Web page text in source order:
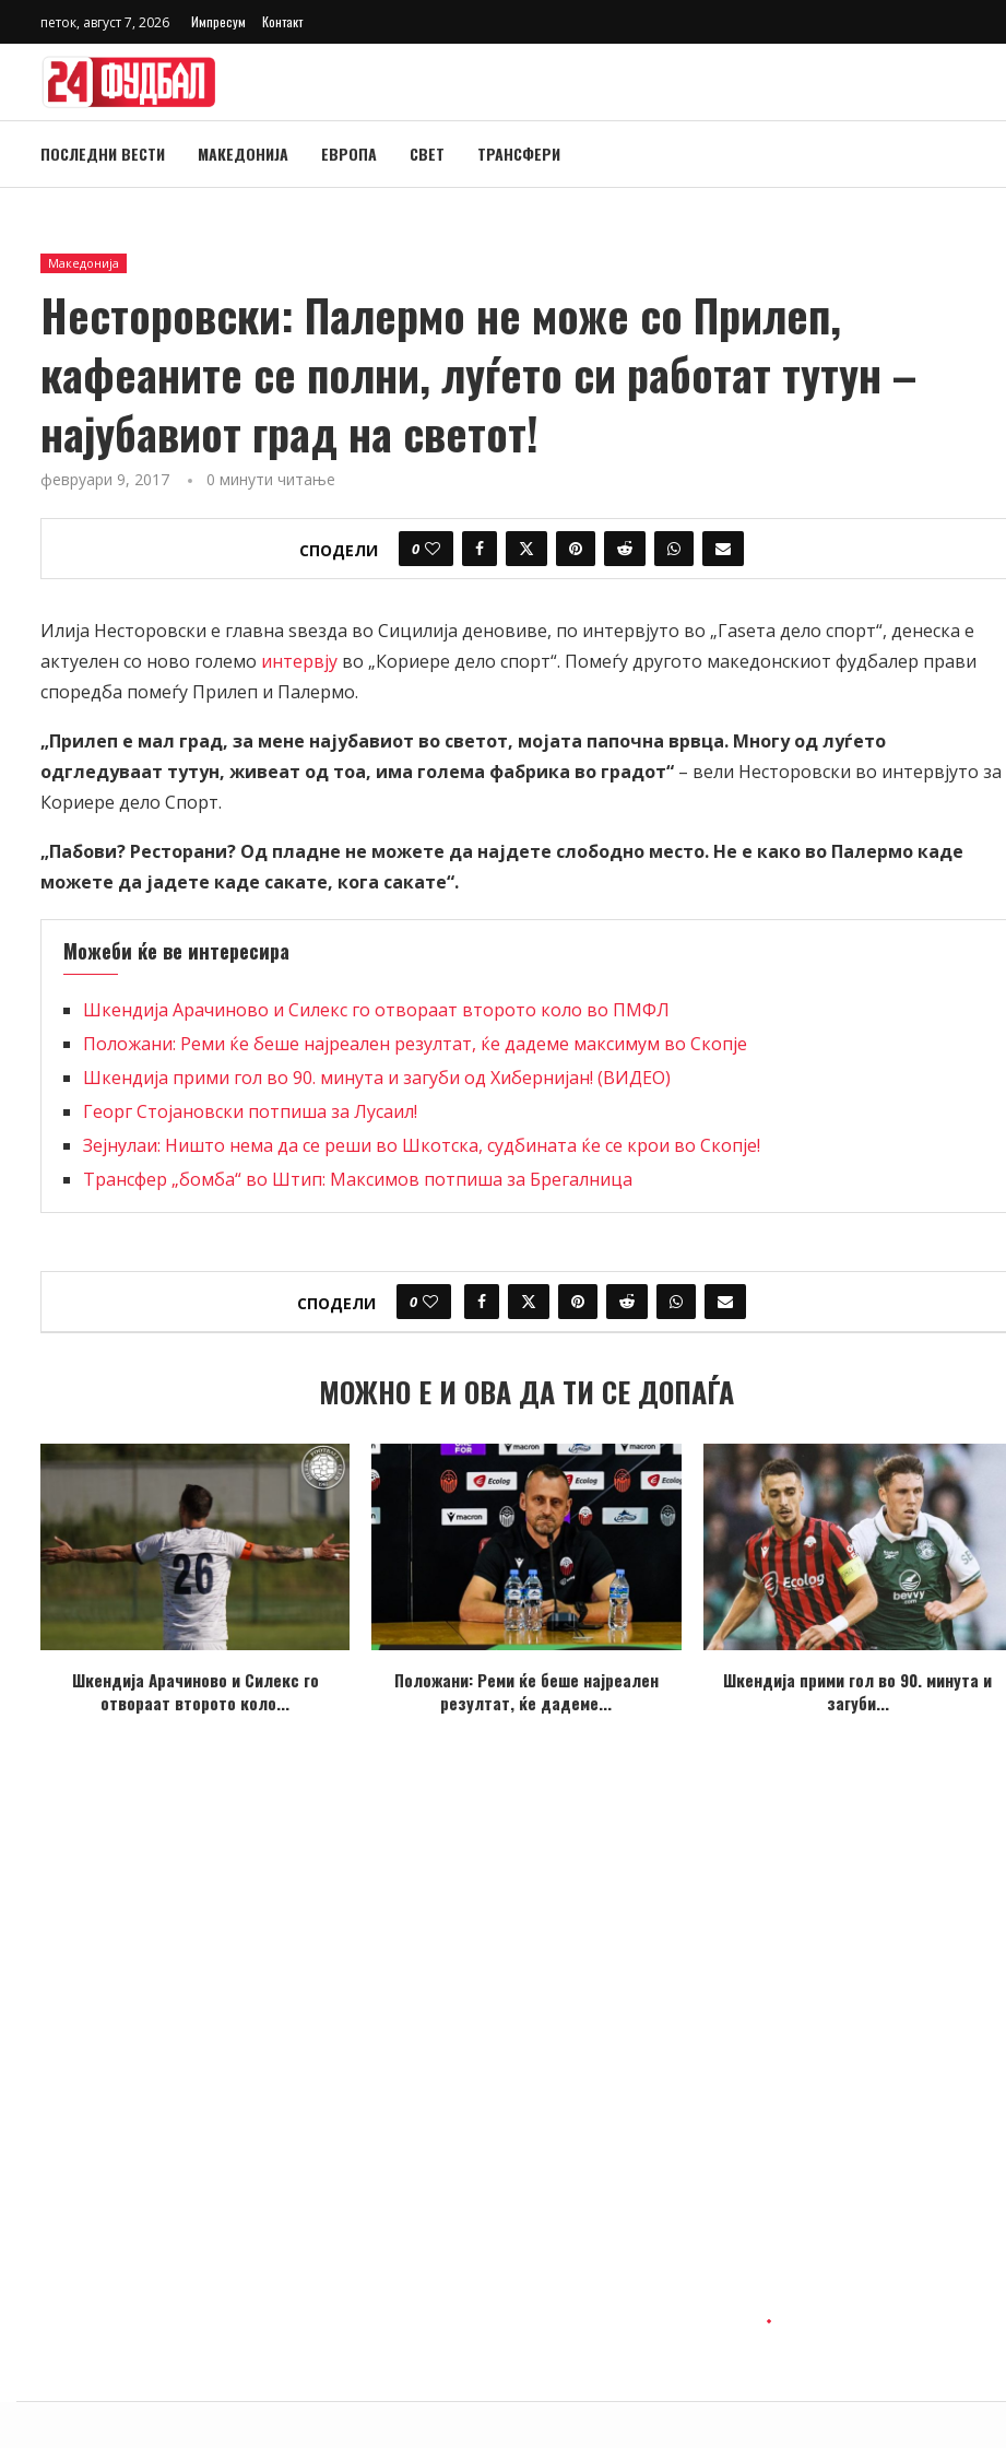
петок, август 7, 2026 Импресум Контакт
ПОСЛЕДНИ ВЕСТИ МАКЕДОНИЈА ЕВРОПА СВЕТ ТРАНСФЕРИ
Македонија
Несторовски: Палермо не може со Прилеп,
кафеаните се полни, луѓето си работат тутун –
најубавиот град на светот!
февруари 9, 2017 0 минути читање
СПОДЕЛИ 0
Илија Несторовски е главна ѕвезда во Сицилија деновиве, по интервјуто во „Гаѕета дело спорт“, денеска е
актуелен со ново големо интервју во „Кориере дело спорт“. Помеѓу другото македонскиот фудбалер прави
споредба помеѓу Прилеп и Палермо.
„Прилеп е мал град, за мене најубавиот во светот, мојата папочна врвца. Многу од луѓето
одгледуваат тутун, живеат од тоа, има голема фабрика во градот“ – вели Несторовски во интервјуто за
Кориере дело Спорт.
„Пабови? Ресторани? Од пладне не можете да најдете слободно место. Не е како во Палермо каде
можете да јадете каде сакате, кога сакате“.
Можеби ќе ве интересира
Шкендија Арачиново и Силекс го отвораат второто коло во ПМФЛ
Положани: Реми ќе беше најреален резултат, ќе дадеме максимум во Скопје
Шкендија прими гол во 90. минута и загуби од Хибернијан! (ВИДЕО)
Георг Стојановски потпиша за Лусаил!
Зејнулаи: Ништо нема да се реши во Шкотска, судбината ќе се крои во Скопје!
Трансфер „бомба“ во Штип: Максимов потпиша за Брегалница
СПОДЕЛИ 0
МОЖНО Е И ОВА ДА ТИ СЕ ДОПАЃА
Шкендија Арачиново и Силекс го
отвораат второто коло...
Положани: Реми ќе беше најреален
резултат, ќе дадеме...
Шкендија прими гол во 90. минута и
загуби...